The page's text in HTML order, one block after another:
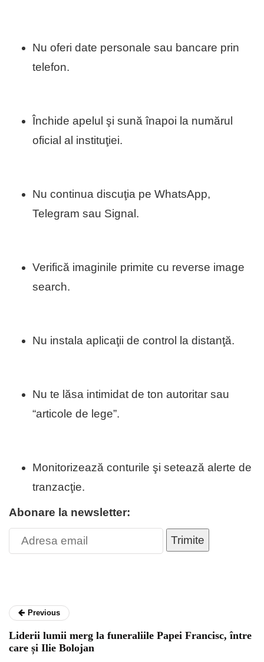
Nu oferi date personale sau bancare prin
telefon.
Închide apelul şi sună înapoi la numărul
oficial al instituţiei.
Nu continua discuţia pe WhatsApp,
Telegram sau Signal.
Verifică imaginile primite cu reverse image
search.
Nu instala aplicaţii de control la distanţă.
Nu te lăsa intimidat de ton autoritar sau
“articole de lege”.
Monitorizează conturile şi setează alerte de
tranzacţie.
Abonare la newsletter:
Trimite
Previous
Liderii lumii merg la funeraliile Papei Francisc, între
care și Ilie Bolojan